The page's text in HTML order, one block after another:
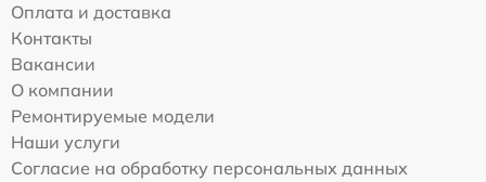
Оплата и доставка
Контакты
Вакансии
О компании
Ремонтируемые модели
Наши услуги
Согласие на обработку персональных данных